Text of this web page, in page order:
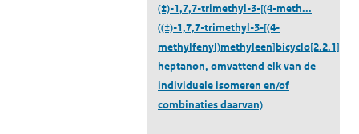
(±)-1,7,7-trimethyl-3-[(4-meth...
((±)-1,7,7-trimethyl-3-[(4-
methylfenyl)methyleen]bicyclo[2.2.1]-2-
heptanon, omvattend elk van de
individuele isomeren en/of
combinaties daarvan)